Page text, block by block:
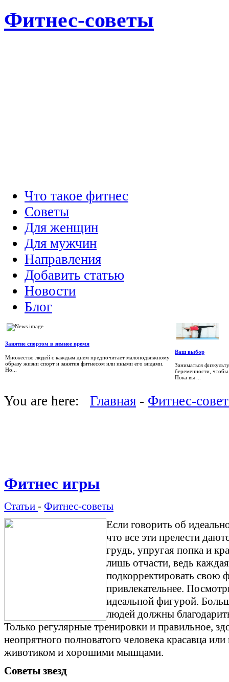
Фитнес-советы
Что такое фитнес
Советы
Для женщин
Для мужчин
Направления
Добавить статью
Новости
Блог
Занятие спортом в зимнее время
Множество людей с каждым днем предпочитает малоподвижному
образу жизни спорт и занятия фитнесом или иными его видами.
Но...
Ваш выбор
Заниматься
беременности, чтобы
Пока вы ...
You are here: Главная - Фитнес-
Фитнес игры
Статьи - Фитнес-советы
Если говорить об
что все эти прелести
грудь, упругая попка и
лишь отчасти, ведь
подкорректировать свою
привлекательнее.
идеальной фигурой.
людей должны
Только регулярные тренировки и правильное,
неопрятного полноватого человека красавца
животиком и хорошими мышцами.
Советы звезд